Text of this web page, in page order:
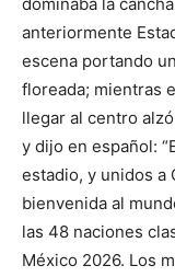
anteriormente
escena portando
floreada; mientras
llegar al centro
y dijo en español:
estadio, y unidos a
bienvenida al
las 48 naciones
México 2026. Los